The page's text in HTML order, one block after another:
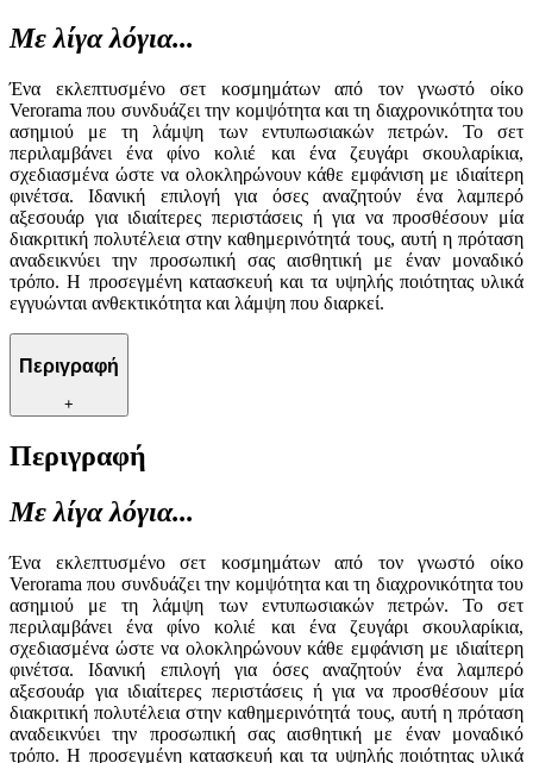
Με λίγα λόγια...
Ένα εκλεπτυσμένο σετ κοσμημάτων από τον γνωστό οίκο
Verorama που συνδυάζει την κομψότητα και τη διαχρονικότητα του
ασημιού με τη λάμψη των εντυπωσιακών πετρών. Το σετ
περιλαμβάνει ένα φίνο κολιέ και ένα ζευγάρι σκουλαρίκια,
σχεδιασμένα ώστε να ολοκληρώνουν κάθε εμφάνιση με ιδιαίτερη
φινέτσα. Ιδανική επιλογή για όσες αναζητούν ένα λαμπερό
αξεσουάρ για ιδιαίτερες περιστάσεις ή για να προσθέσουν μία
διακριτική πολυτέλεια στην καθημερινότητά τους, αυτή η πρόταση
αναδεικνύει την προσωπική σας αισθητική με έναν μοναδικό
τρόπο. Η προσεγμένη κατασκευή και τα υψηλής ποιότητας υλικά
εγγυώνται ανθεκτικότητα και λάμψη που διαρκεί.
Περιγραφή
+
Περιγραφή
Με λίγα λόγια...
Ένα εκλεπτυσμένο σετ κοσμημάτων από τον γνωστό οίκο
Verorama που συνδυάζει την κομψότητα και τη διαχρονικότητα του
ασημιού με τη λάμψη των εντυπωσιακών πετρών. Το σετ
περιλαμβάνει ένα φίνο κολιέ και ένα ζευγάρι σκουλαρίκια,
σχεδιασμένα ώστε να ολοκληρώνουν κάθε εμφάνιση με ιδιαίτερη
φινέτσα. Ιδανική επιλογή για όσες αναζητούν ένα λαμπερό
αξεσουάρ για ιδιαίτερες περιστάσεις ή για να προσθέσουν μία
διακριτική πολυτέλεια στην καθημερινότητά τους, αυτή η πρόταση
αναδεικνύει την προσωπική σας αισθητική με έναν μοναδικό
τρόπο. Η προσεγμένη κατασκευή και τα υψηλής ποιότητας υλικά